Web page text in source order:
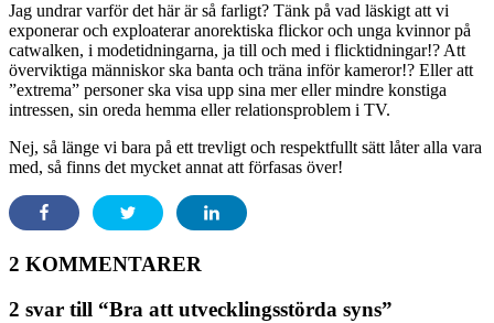
Jag undrar varför det här är så farligt? Tänk på vad läskigt att vi
exponerar och exploaterar anorektiska flickor och unga kvinnor på
catwalken, i modetidningarna, ja till och med i flicktidningar!? Att
överviktiga människor ska banta och träna inför kameror!? Eller att
”extrema” personer ska visa upp sina mer eller mindre konstiga
intressen, sin oreda hemma eller relationsproblem i TV.
Nej, så länge vi bara på ett trevligt och respektfullt sätt låter alla vara
med, så finns det mycket annat att förfasas över!
2 KOMMENTARER
2 svar till “Bra att utvecklingsstörda syns”